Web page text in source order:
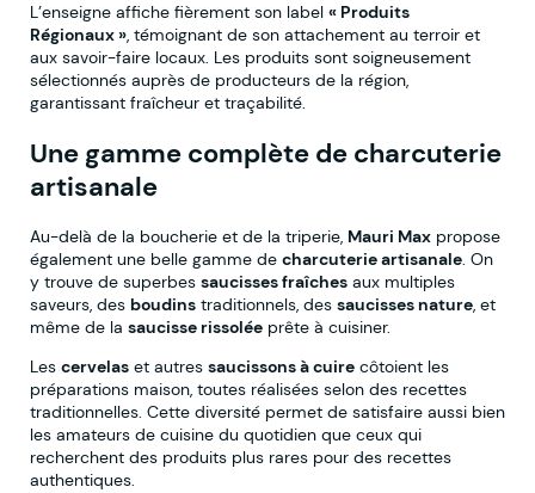
L’enseigne affiche fièrement son label « Produits
Régionaux », témoignant de son attachement au terroir et
aux savoir-faire locaux. Les produits sont soigneusement
sélectionnés auprès de producteurs de la région,
garantissant fraîcheur et traçabilité.
Une gamme complète de charcuterie
artisanale
Au-delà de la boucherie et de la triperie, Mauri Max propose
également une belle gamme de charcuterie artisanale. On
y trouve de superbes saucisses fraîches aux multiples
saveurs, des boudins traditionnels, des saucisses nature, et
même de la saucisse rissolée prête à cuisiner.
Les cervelas et autres saucissons à cuire côtoient les
préparations maison, toutes réalisées selon des recettes
traditionnelles. Cette diversité permet de satisfaire aussi bien
les amateurs de cuisine du quotidien que ceux qui
recherchent des produits plus rares pour des recettes
authentiques.